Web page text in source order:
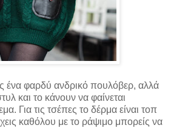
ένα φαρδύ ανδρικό πουλόβερ, αλλά
και το κάνουν να φαίνεται
Για τις τσέπες το δέρμα είναι τοπ
καθόλου με το ράψιμο μπορείς να